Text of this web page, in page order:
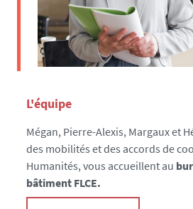
L'équipe
Mégan, Pierre-Alexis, Margaux et
des mobilités et des accords de
Humanités, vous accueillent au
bâtiment FLCE.